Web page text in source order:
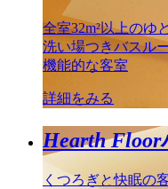
全室32m²以上のゆ
洗い場つきバスル
機能的な客室
詳細をみる
Hearth Floor
くつろぎと快眠の